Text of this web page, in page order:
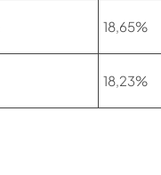
18,65%
18,23%